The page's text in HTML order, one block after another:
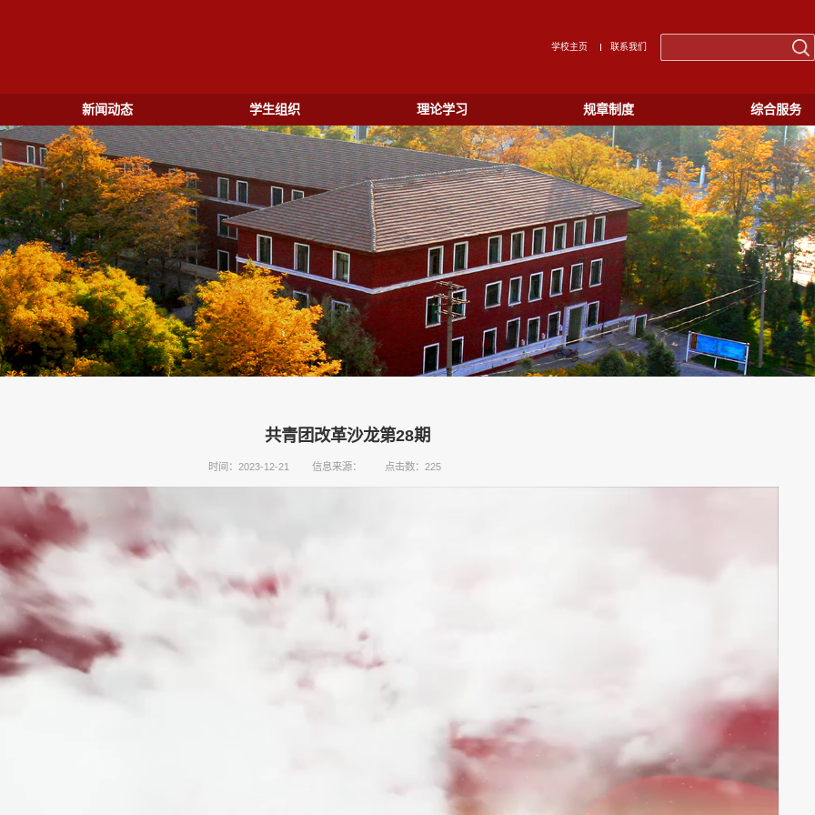
学校主页 联系我们
新闻动态 学生组织 理论学习 规章制度 综合服务
共青团改革沙龙第28期
时间：2023-12-21 信息来源： 点击数： 225